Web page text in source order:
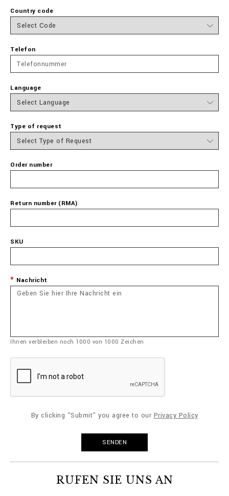
RUFEN SIE UNS AN
Country code
Telefon
Language
Type of request
Order number
Return number (RMA)
SKU
Nachricht
Ihnen verbleiben noch 1000 von 1000 Zeichen
By clicking "Submit" you agree to our Privacy Policy